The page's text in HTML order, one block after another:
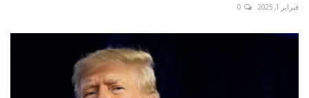
فبراير 1, 2025 0